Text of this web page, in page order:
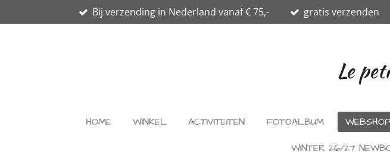
direct
Bij verzending in Nederland vanaf € 75,- gratis verzenden
Le
HOME WINKEL ACTIVITEITEN FOTOALBUM WEBSHOP
WINTER 26/27